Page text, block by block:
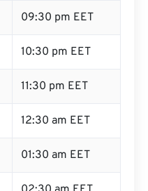
09:30 pm EET
10:30 pm EET
11:30 pm EET
12:30 am EET
01:30 am EET